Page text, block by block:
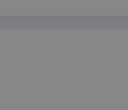
Questo cookie è impostato da